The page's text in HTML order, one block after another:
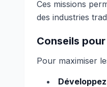
Ces missions
des industries
Conseils
Pour maximiser